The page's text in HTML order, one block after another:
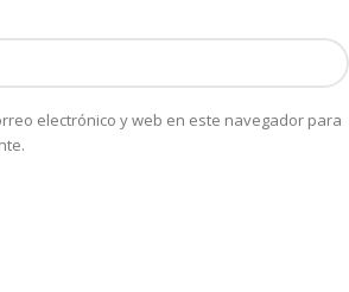
electrónico y web en este navegador para